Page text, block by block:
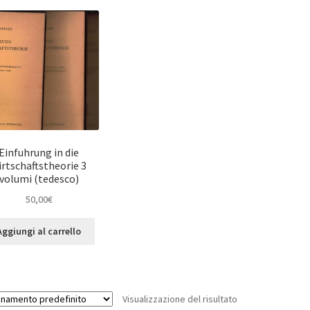
in die
3
(tedesco)
50,00€
al carrello
Visualizzazione del risultato